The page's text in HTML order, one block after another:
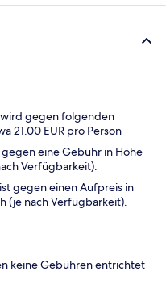
wird gegen folgenden
21.00 EUR pro Person
gegen eine Gebühr in Höhe
Verfügbarkeit).
ist gegen einen Aufpreis in
(je nach Verfügbarkeit).
keine Gebühren entrichtet